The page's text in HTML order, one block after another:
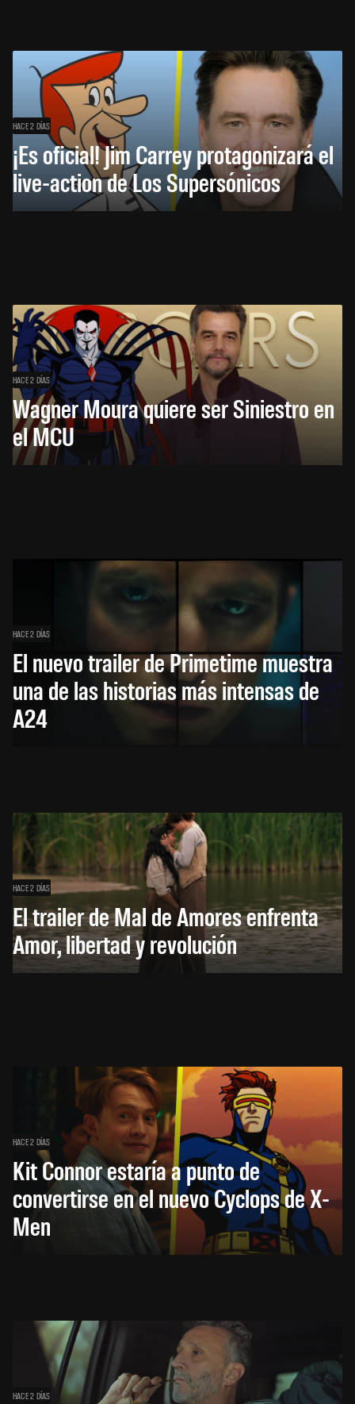
HACE 2 DÍAS
¡Es oficial! Jim Carrey protagonizará el
live-action de Los Supersónicos
HACE 2 DÍAS
Wagner Moura quiere ser Siniestro en
el MCU
HACE 2 DÍAS
El nuevo trailer de Primetime muestra
una de las historias más intensas de
A24
HACE 2 DÍAS
El trailer de Mal de Amores enfrenta
Amor, libertad y revolución
HACE 2 DÍAS
Kit Connor estaría a punto de
convertirse en el nuevo Cyclops de X-
Men
HACE 2 DÍAS